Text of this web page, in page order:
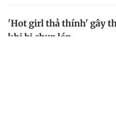
'Hot girl thả thính' gây
khi bị chụp lén